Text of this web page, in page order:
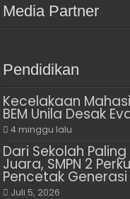
Media Partner
Pendidikan
Kecelakaan
BEM Unila Desak
4 minggu lalu
Dari Sekolah
Juara, SMPN 2
Pencetak
Juli 5, 2026